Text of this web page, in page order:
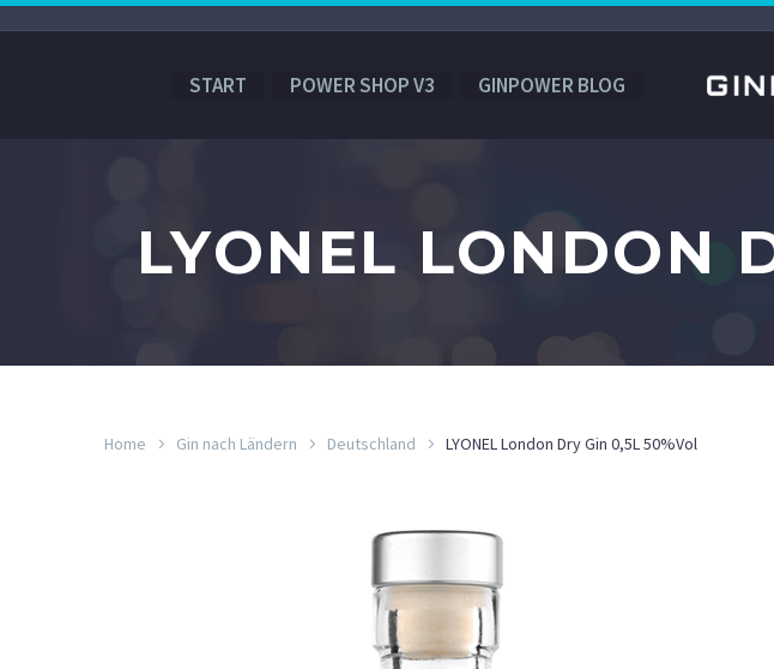
START POWER SHOP V3 GINPOWER BLOG
LYONEL LONDON
Home Gin nach Ländern Deutschland LYONEL London Dry Gin 0,5L 50%Vol